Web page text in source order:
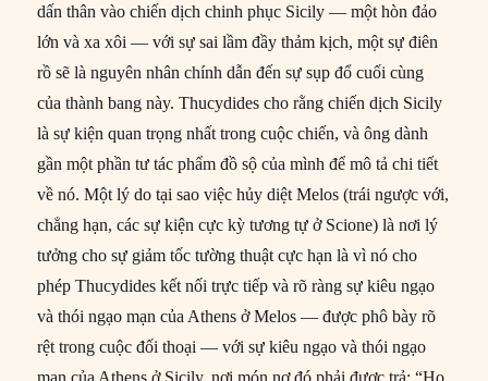
dấn thân vào chiến dịch chinh phục Sicily — một hòn đảo
lớn và xa xôi — với sự sai lầm đầy thảm kịch, một sự điên
rồ sẽ là nguyên nhân chính dẫn đến sự sụp đổ cuối cùng
của thành bang này. Thucydides cho rằng chiến dịch Sicily
là sự kiện quan trọng nhất trong cuộc chiến, và ông dành
gần một phần tư tác phẩm đồ sộ của mình để mô tả chi tiết
về nó. Một lý do tại sao việc hủy diệt Melos (trái ngược với,
chẳng hạn, các sự kiện cực kỳ tương tự ở Scione) là nơi lý
tưởng cho sự giảm tốc tường thuật cực hạn là vì nó cho
phép Thucydides kết nối trực tiếp và rõ ràng sự kiêu ngạo
và thói ngạo mạn của Athens ở Melos — được phô bày rõ
rệt trong cuộc đối thoại — với sự kiêu ngạo và thói ngạo
mạn của Athens ở Sicily, nơi món nợ đó phải được trả: “Họ